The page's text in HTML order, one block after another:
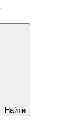
Найти